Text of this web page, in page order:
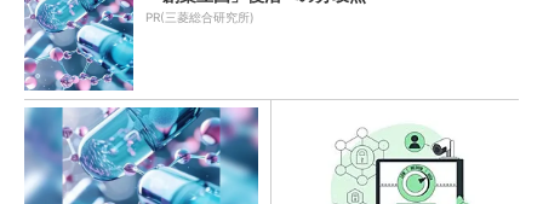
PR(三菱総合研究所)